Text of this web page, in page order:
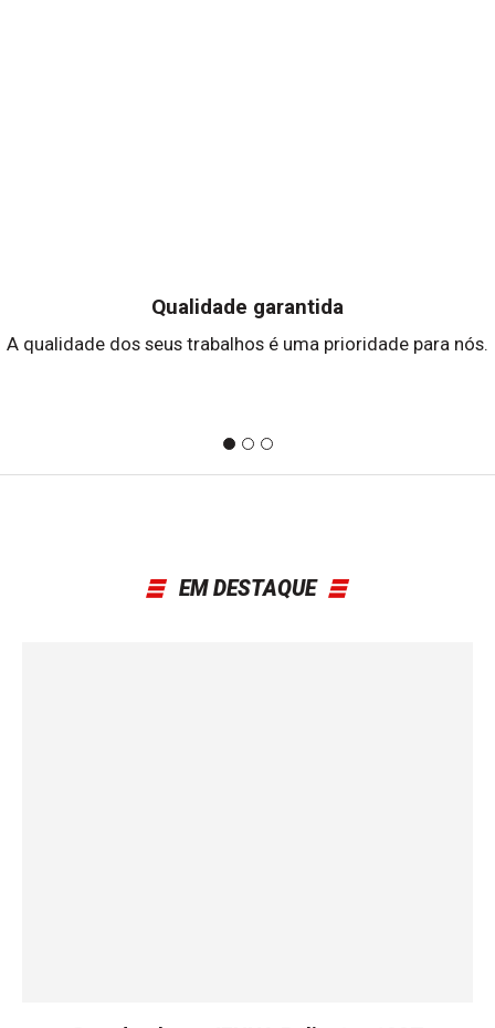
Qualidade garantida
A qualidade dos seus trabalhos é uma prioridade para nós.
EM DESTAQUE